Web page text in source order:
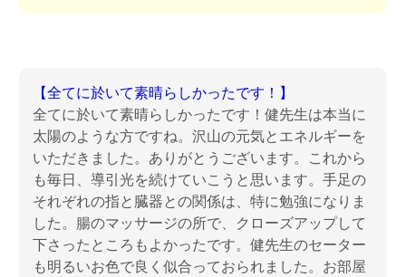
【全てに於いて素晴らしかったです！】
全てに於いて素晴らしかったです！健先生は本当に
太陽のような方ですね。沢山の元気とエネルギーを
いただきました。ありがとうございます。これから
も毎日、導引光を続けていこうと思います。手足の
それぞれの指と臓器との関係は、特に勉強になりま
した。腸のマッサージの所で、クローズアップして
下さったところもよかったです。健先生のセーター
も明るいお色で良く似合っておられました。お部屋